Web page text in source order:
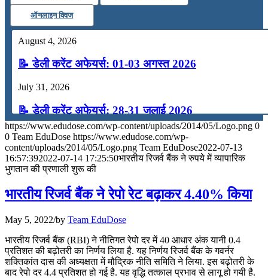
ऑनलाइन क्विज
August 4, 2026
📝 डेली करेंट अफेयर्स: 01-03 अगस्त 2026
July 31, 2026
📝 डेली करेंट अफेयर्स: 28-31 जुलाई 2026
July 28, 2026
📝 डेली करेंट अफेयर्स: 25-27 जुलाई 2026
📝 डेली करेंट अफेयर्स: 22-24 जुलाई 2026
July 22, 2026
📝 डेली करेंट अफेयर्स: 19-21 जुलाई 2026
July 19, 2026
https://www.edudose.com/wp-content/uploads/2014/05/Logo.png 0
0 Team EduDose https://www.edudose.com/wp-
content/uploads/2014/05/Logo.png Team EduDose2022-07-13
16:57:392022-07-14 17:25:50भारतीय रिजर्व बैंक ने रुपये में व्यापारिक
भुगतान की प्रणाली शुरू की
भारतीय रिजर्व बैंक ने रेपो रेट बढ़ाकर 4.40% किया
May 5, 2022/by Team EduDose
भारतीय रिजर्व बैंक (RBI) ने नीतिगत रेपो दर में 40 आधार अंक यानी 0.4
प्रतिशत की बढ़ोतरी का निर्णय लिया है. यह निर्णय रिजर्व बैंक के गवर्नर
शक्तिकांत दास की अध्यक्षता में मौद्रिक नीति समिति ने लिया. इस बढ़ोतरी के
बाद रेपो दर 4.4 प्रतिशत हो गई है. यह वृद्धि तत्‍काल प्रभाव से लागू हो गयी है.